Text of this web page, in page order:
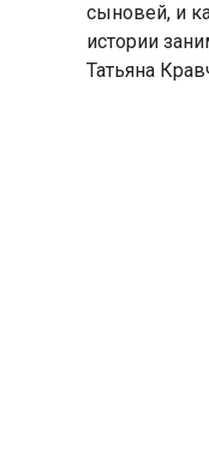
сыновей, и
истории
Татьяна